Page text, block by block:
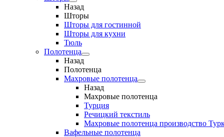
Назад
Шторы
Шторы для гостинной
Шторы для кухни
Тюль
Полотенца
Назад
Полотенца
Махровые полотенца
Назад
Махровые полотенца
Турция
Речицкий текстиль
Махровые полотенца производство
Вафельные полотенца